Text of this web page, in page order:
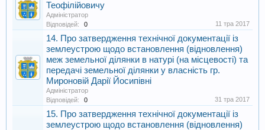
Теофілійовичу
Адміністратор
Відповідей:
0 11 тра 2017
14. Про затвердження технічної документації із
землеустрою щодо встановлення (відновлення)
меж земельної ділянки в натурі (на місцевості) та
передачі земельної ділянки у власність гр.
Мироновій Дарії Йосипівні
Адміністратор
Відповідей:
0 31 тра 2017
15. Про затвердження технічної документації із
землеустрою щодо встановлення (відновлення)